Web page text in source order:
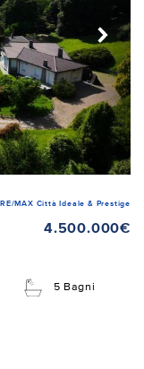
RE/MAX Città Ideale & Prestige
4.500.000€
5 Bagni